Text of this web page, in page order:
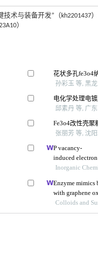
术与装备开发”（kh2201437
）